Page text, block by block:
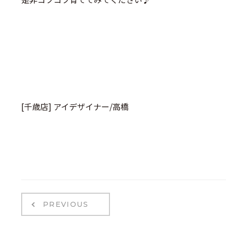
[千歳店] アイデザイナー/高橋
PREVIOUS